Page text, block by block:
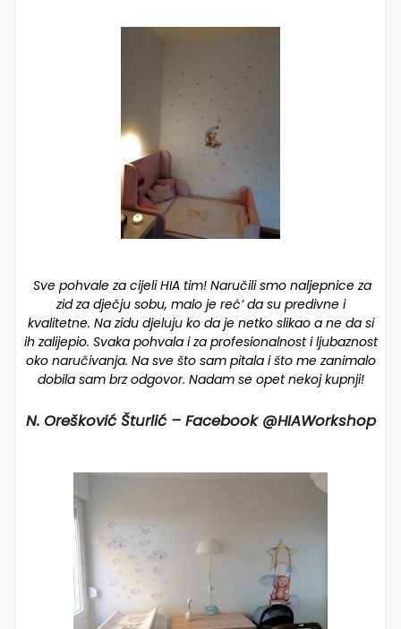
Sve pohvale za cijeli HIA tim! Naručili smo naljepnice za
zid za dječju sobu, malo je reć’ da su predivne i
kvalitetne. Na zidu djeluju ko da je netko slikao a ne da si
ih zalijepio. Svaka pohvala i za profesionalnost i ljubaznost
oko naručivanja. Na sve što sam pitala i što me zanimalo
dobila sam brz odgovor. Nadam se opet nekoj kupnji!
N. Orešković Šturlić – Facebook @HIAWorkshop